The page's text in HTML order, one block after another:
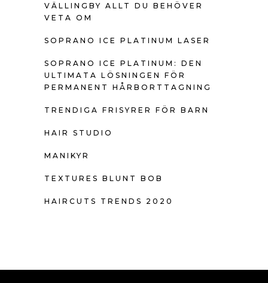
VÄLLINGBY ALLT DU BEHÖVER
VETA OM
SOPRANO ICE PLATINUM LASER
SOPRANO ICE PLATINUM: DEN
ULTIMATA LÖSNINGEN FÖR
PERMANENT HÅRBORTTAGNING
TRENDIGA FRISYRER FÖR BARN
HAIR STUDIO
MANIKYR
TEXTURES BLUNT BOB
HAIRCUTS TRENDS 2020